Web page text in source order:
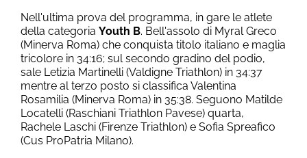
Nell'ultima prova del programma, in gare le atlete
della categoria Youth B. Bell'assolo di Myral Greco
(Minerva Roma) che conquista titolo italiano e maglia
tricolore in 34:16; sul secondo gradino del podio,
sale Letizia Martinelli (Valdigne Triathlon) in 34:37
mentre al terzo posto si classifica Valentina
Rosamilia (Minerva Roma) in 35:38. Seguono Matilde
Locatelli (Raschiani Triathlon Pavese) quarta,
Rachele Laschi (Firenze Triathlon) e Sofia Spreafico
(Cus ProPatria Milano).